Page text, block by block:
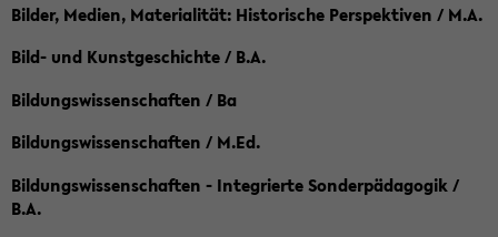
Bilder, Medien, Materialität: Historische Perspektiven / M.A.
Bild- und Kunstgeschichte / B.A.
Bildungswissenschaften / Ba
Bildungswissenschaften / M.Ed.
Bildungswissenschaften - Integrierte Sonderpädagogik /
B.A.